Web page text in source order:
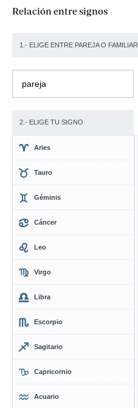
Relación entre signos
1.- ELIGE ENTRE PAREJA O FAMILIAR
pareja
2.- ELIGE TU SIGNO
Aries
Tauro
Géminis
Cáncer
Leo
Virgo
Libra
Escorpio
Sagitario
Capricornio
Acuario